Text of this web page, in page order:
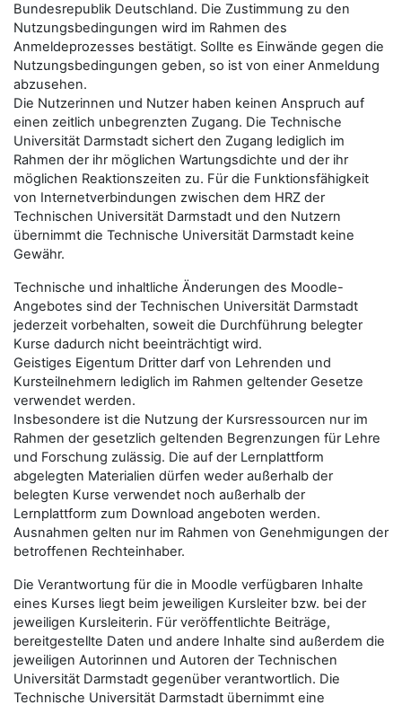
Bundesrepublik Deutschland. Die Zustimmung zu den
Nutzungsbedingungen wird im Rahmen des
Anmeldeprozesses bestätigt. Sollte es Einwände gegen die
Nutzungsbedingungen geben, so ist von einer Anmeldung
abzusehen.
Die Nutzerinnen und Nutzer haben keinen Anspruch auf
einen zeitlich unbegrenzten Zugang. Die Technische
Universität Darmstadt sichert den Zugang lediglich im
Rahmen der ihr möglichen Wartungsdichte und der ihr
möglichen Reaktionszeiten zu. Für die Funktionsfähigkeit
von Internetverbindungen zwischen dem HRZ der
Technischen Universität Darmstadt und den Nutzern
übernimmt die Technische Universität Darmstadt keine
Gewähr.
Technische und inhaltliche Änderungen des Moodle-
Angebotes sind der Technischen Universität Darmstadt
jederzeit vorbehalten, soweit die Durchführung belegter
Kurse dadurch nicht beeinträchtigt wird.
Geistiges Eigentum Dritter darf von Lehrenden und
Kursteilnehmern lediglich im Rahmen geltender Gesetze
verwendet werden.
Insbesondere ist die Nutzung der Kursressourcen nur im
Rahmen der gesetzlich geltenden Begrenzungen für Lehre
und Forschung zulässig. Die auf der Lernplattform
abgelegten Materialien dürfen weder außerhalb der
belegten Kurse verwendet noch außerhalb der
Lernplattform zum Download angeboten werden.
Ausnahmen gelten nur im Rahmen von Genehmigungen der
betroffenen Rechteinhaber.
Die Verantwortung für die in Moodle verfügbaren Inhalte
eines Kurses liegt beim jeweiligen Kursleiter bzw. bei der
jeweiligen Kursleiterin. Für veröffentlichte Beiträge,
bereitgestellte Daten und andere Inhalte sind außerdem die
jeweiligen Autorinnen und Autoren der Technischen
Universität Darmstadt gegenüber verantwortlich. Die
Technische Universität Darmstadt übernimmt eine